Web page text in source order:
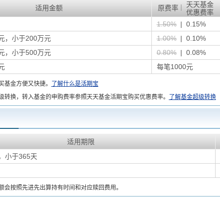
适用金额 原费率 |
天天基金
优惠费率
1.50%| 0.15%
，小于200万元
1.00%| 0.10%
，小于500万元
0.80%| 0.08%
每笔1000元
基金方便又快捷。
了解什么是活期宝
转换，转入基金的申购费率参照天天基金活期宝购买优惠费率。
了解基金超级转换
适用期限
小于365天
会按照先进先出算持有时间和对应赎回费用。